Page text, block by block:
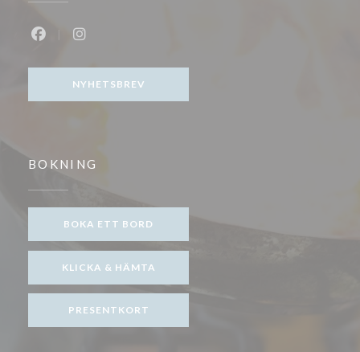
NYHETSBREV
BOKNING
BOKA ETT BORD
KLICKA & HÄMTA
PRESENTKORT